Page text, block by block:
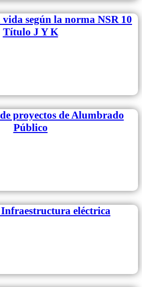
según la norma NSR 10
Título J Y K
proyectos de Alumbrado
Público
eléctrica